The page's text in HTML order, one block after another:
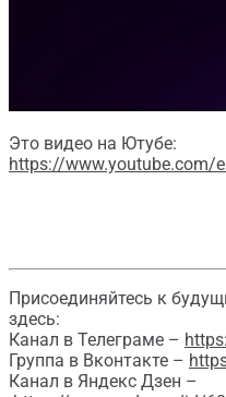
Это видео на Ютубе:
https://www.youtube.com/
Присоединяйтесь к
здесь:
Канал в Телеграме –
Группа в Вконтакте –
Канал в Яндекс Дзен –